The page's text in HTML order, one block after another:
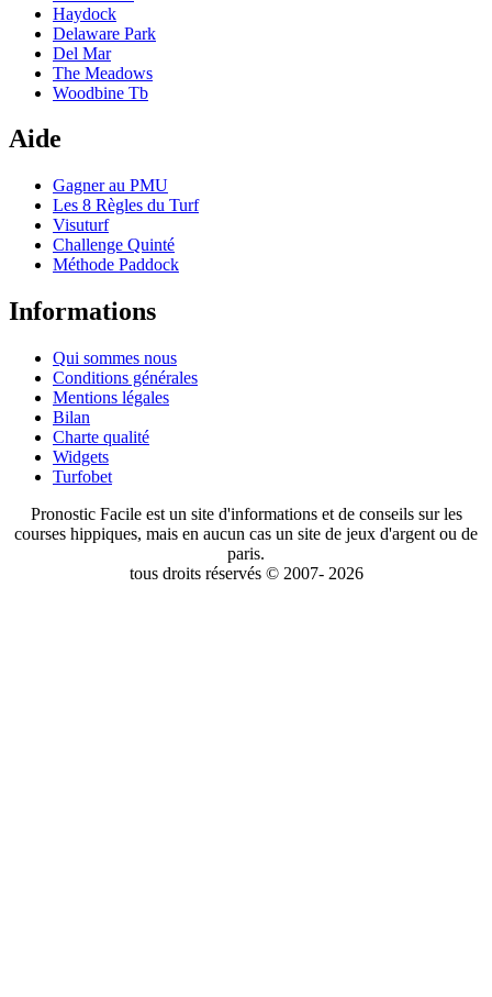
Haydock
Delaware Park
Del Mar
The Meadows
Woodbine Tb
Aide
Gagner au PMU
Les 8 Règles du Turf
Visuturf
Challenge Quinté
Méthode Paddock
Informations
Qui sommes nous
Conditions générales
Mentions légales
Bilan
Charte qualité
Widgets
Turfobet
Pronostic Facile est un site d'informations et de conseils sur les
courses hippiques, mais en aucun cas un site de jeux d'argent ou de
paris.
tous droits réservés © 2007- 2026